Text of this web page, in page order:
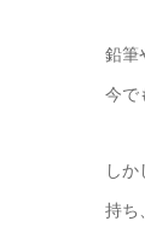
鉛筆
今で
し
持ち